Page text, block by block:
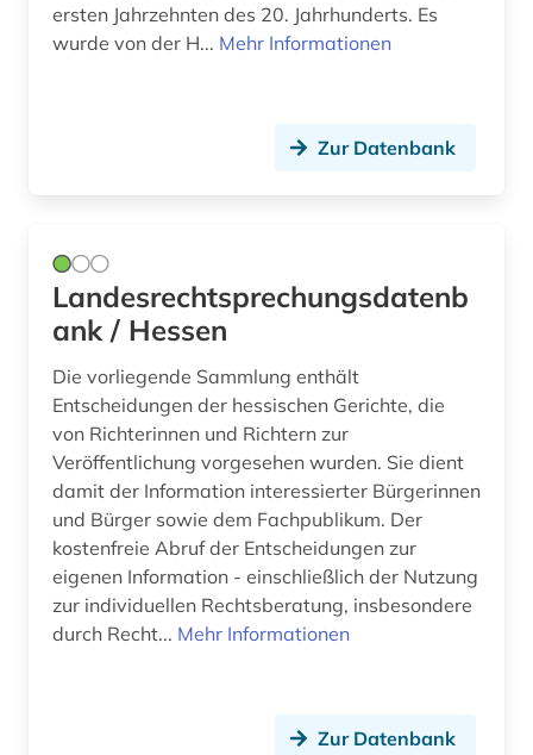
ersten Jahrzehnten des 20. Jahrhunderts. Es
wurde von der H... Mehr Informationen
Zur Datenbank
Landesrechtsprechungsdatenb
ank / Hessen
Die vorliegende Sammlung enthält
Entscheidungen der hessischen Gerichte, die
von Richterinnen und Richtern zur
Veröffentlichung vorgesehen wurden. Sie dient
damit der Information interessierter Bürgerinnen
und Bürger sowie dem Fachpublikum. Der
kostenfreie Abruf der Entscheidungen zur
eigenen Information - einschließlich der Nutzung
zur individuellen Rechtsberatung, insbesondere
durch Recht... Mehr Informationen
Zur Datenbank